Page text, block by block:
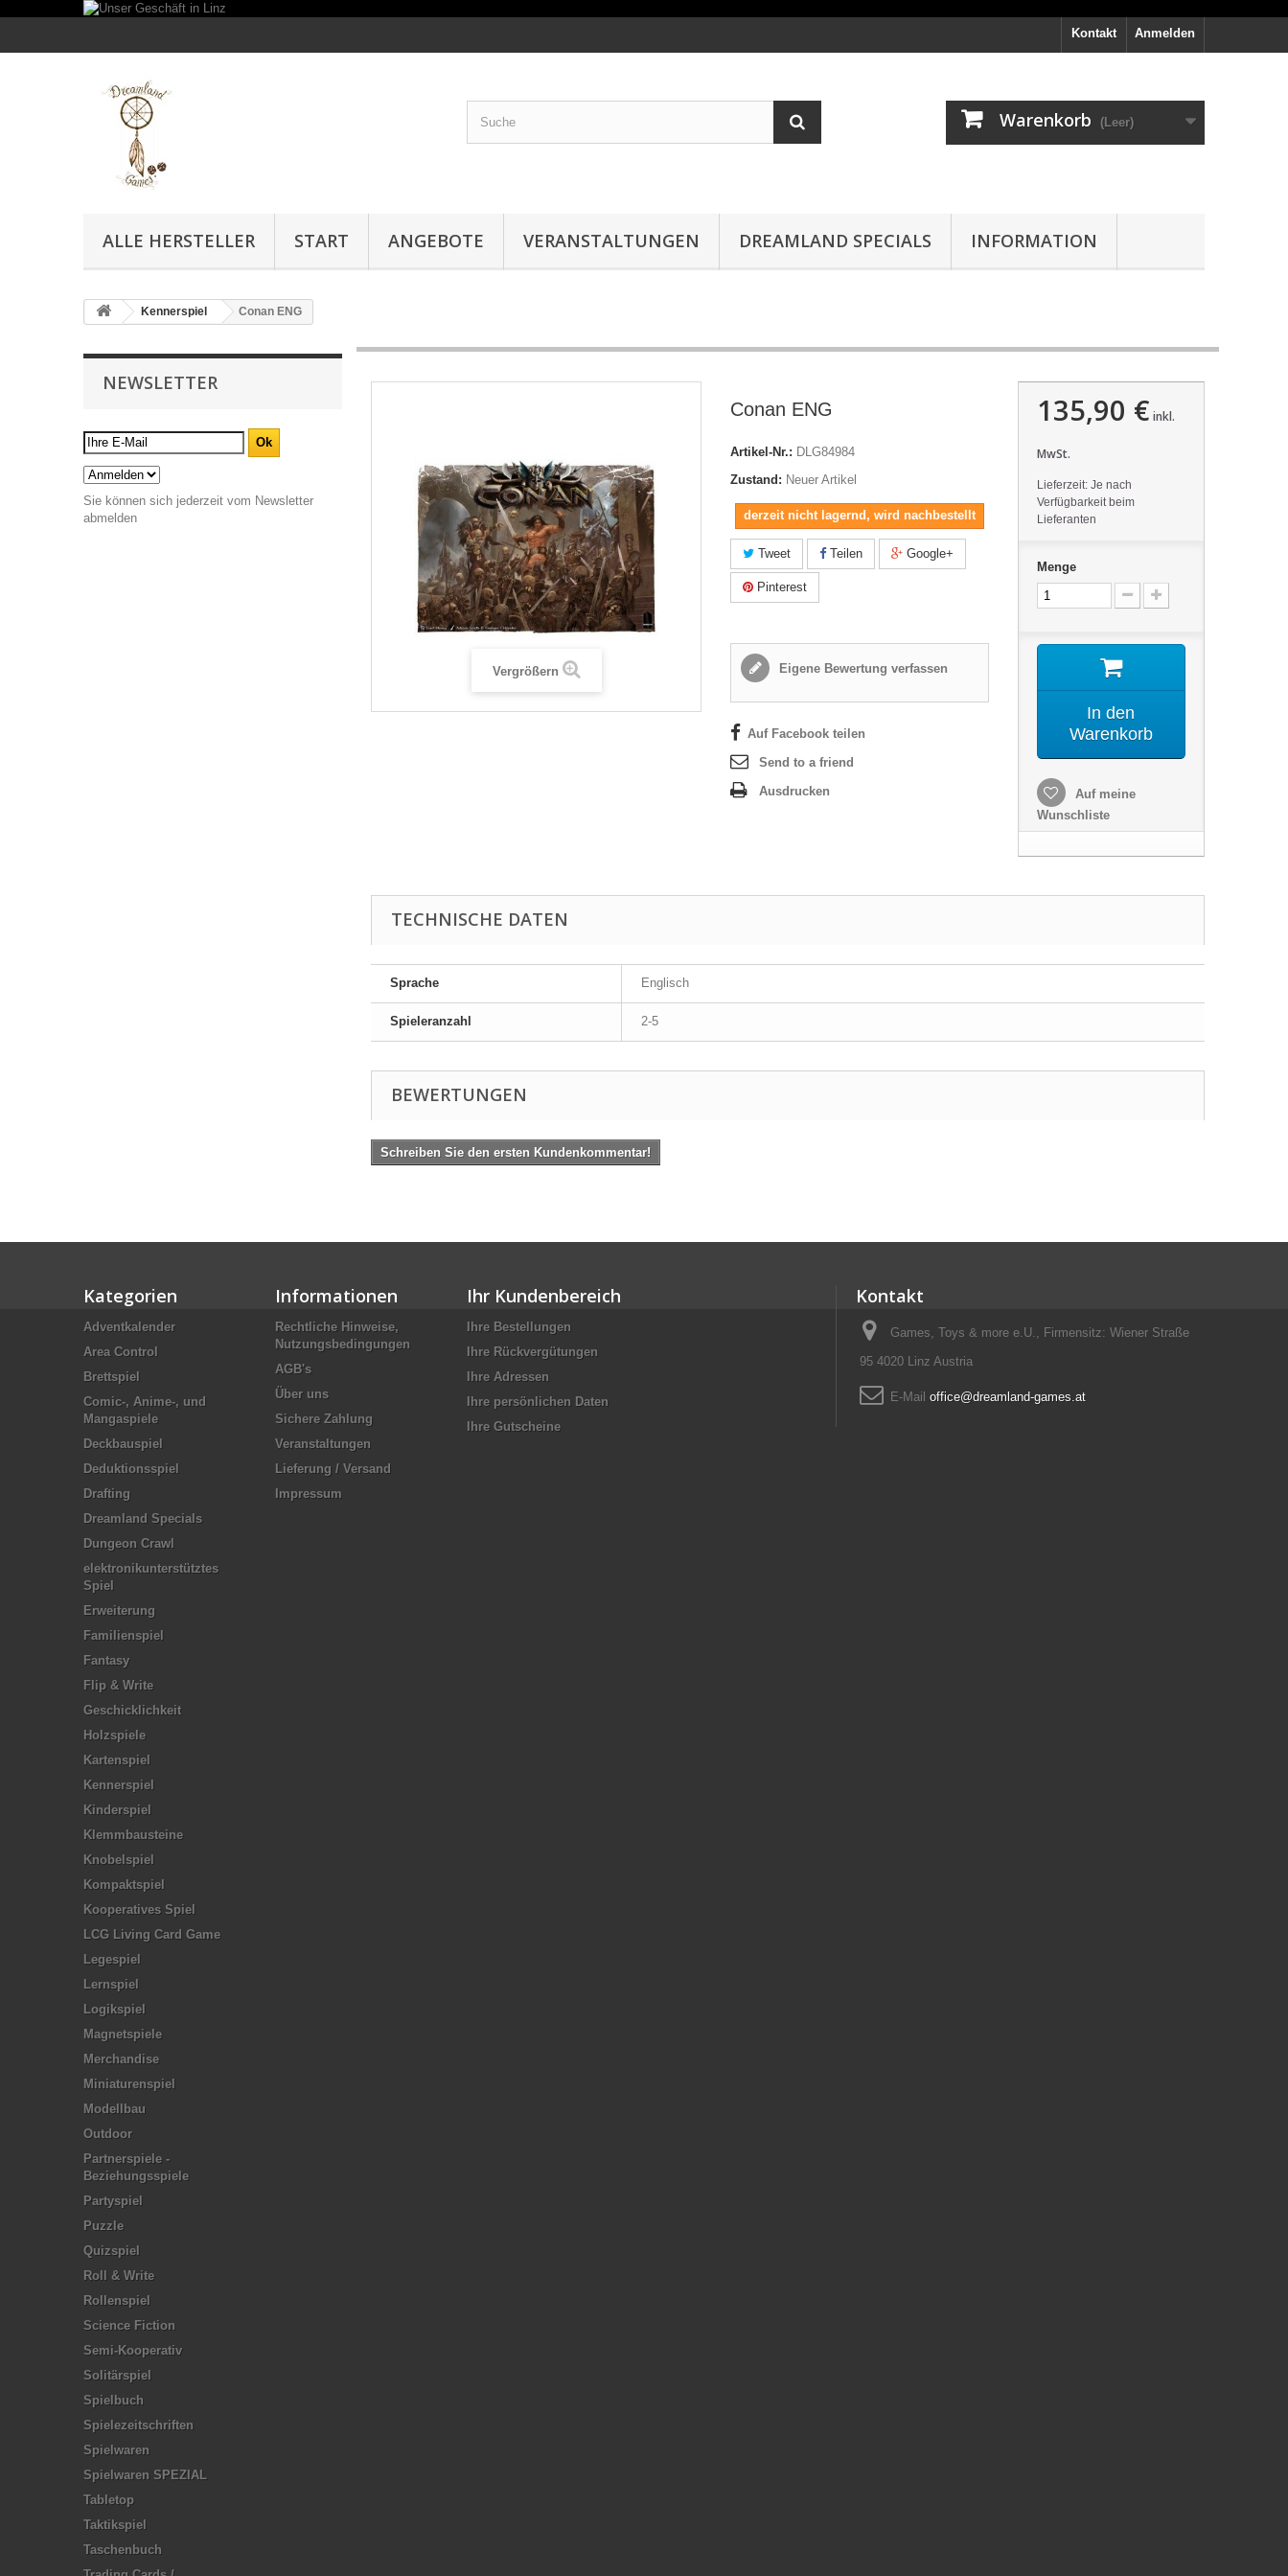
Anmelden
Kontakt
Warenkorb (Leer)
ALLE HERSTELLER START ANGEBOTE VERANSTALTUNGEN DREAMLAND SPECIALS INFORMATION
Kennerspiel Conan ENG
NEWSLETTER
Sie können sich jederzeit vom Newsletter
abmelden
Vergrößern
Conan ENG
Artikel-Nr.: DLG84984
Zustand: Neuer Artikel
derzeit nicht lagernd, wird nachbestellt
Tweet Teilen Google+
Pinterest
Eigene Bewertung verfassen
Auf Facebook teilen
Send to a friend
Ausdrucken
135,90 € inkl.
MwSt.
Lieferzeit: Je nach
Verfügbarkeit beim
Lieferanten
Menge
In den
Warenkorb
Auf meine
Wunschliste
TECHNISCHE DATEN
Sprache Englisch
Spieleranzahl 2-5
BEWERTUNGEN
Schreiben Sie den ersten Kundenkommentar!
Kategorien
Adventkalender
Area Control
Brettspiel
Comic-, Anime-, und
Mangaspiele
Deckbauspiel
Deduktionsspiel
Drafting
Dreamland Specials
Dungeon Crawl
elektronikunterstütztes
Spiel
Erweiterung
Familienspiel
Fantasy
Flip & Write
Geschicklichkeit
Holzspiele
Kartenspiel
Kennerspiel
Kinderspiel
Klemmbausteine
Knobelspiel
Kompaktspiel
Kooperatives Spiel
LCG Living Card Game
Legespiel
Lernspiel
Logikspiel
Magnetspiele
Merchandise
Miniaturenspiel
Modellbau
Outdoor
Partnerspiele -
Beziehungsspiele
Partyspiel
Puzzle
Quizspiel
Roll & Write
Rollenspiel
Science Fiction
Semi-Kooperativ
Solitärspiel
Spielbuch
Spielezeitschriften
Spielwaren
Spielwaren SPEZIAL
Tabletop
Taktikspiel
Taschenbuch
Informationen
Rechtliche Hinweise,
Nutzungsbedingungen
AGB's
Über uns
Sichere Zahlung
Veranstaltungen
Lieferung / Versand
Impressum
Ihr Kundenbereich
Ihre Bestellungen
Ihre Rückvergütungen
Ihre Adressen
Ihre persönlichen Daten
Ihre Gutscheine
Kontakt
Games, Toys & more e.U., Firmensitz: Wiener Straße
95 4020 Linz Austria
E-Mail office@dreamland-games.at